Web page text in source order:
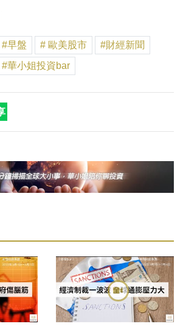
#早盤 # 歐美股市
#財經新聞
#華小姐投資bar